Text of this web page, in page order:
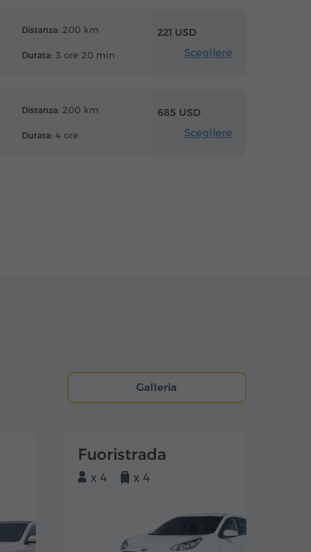
Distanza: 200 km
Durata: 3 ore 20 min
221 USD
Scegliere
Distanza: 200 km
Durata: 4 ore
685 USD
Scegliere
Galleria
Fuoristrada
x 4 x 4